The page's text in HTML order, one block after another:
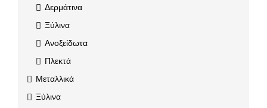
Δερμάτινα
Ξύλινα
Ανοξείδωτα
Πλεκτά
Μεταλλικά
Ξύλινα